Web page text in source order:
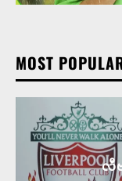
MOST
လီဗ